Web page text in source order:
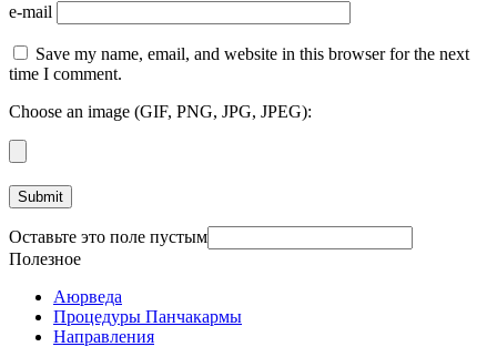
e-mail
Save my name, email, and website in this browser for the next
time I comment.
Choose an image (GIF, PNG, JPG, JPEG):
Оставьте это поле пустым
Полезное
Аюрведа
Процедуры Панчакармы
Направления